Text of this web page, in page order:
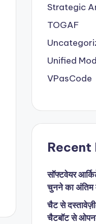
Strategic
TOGAF
Unified
VPasCode
Recent
सॉफ्टवेयर
चुनने का अंतिम
चैट से
चैटबॉट से